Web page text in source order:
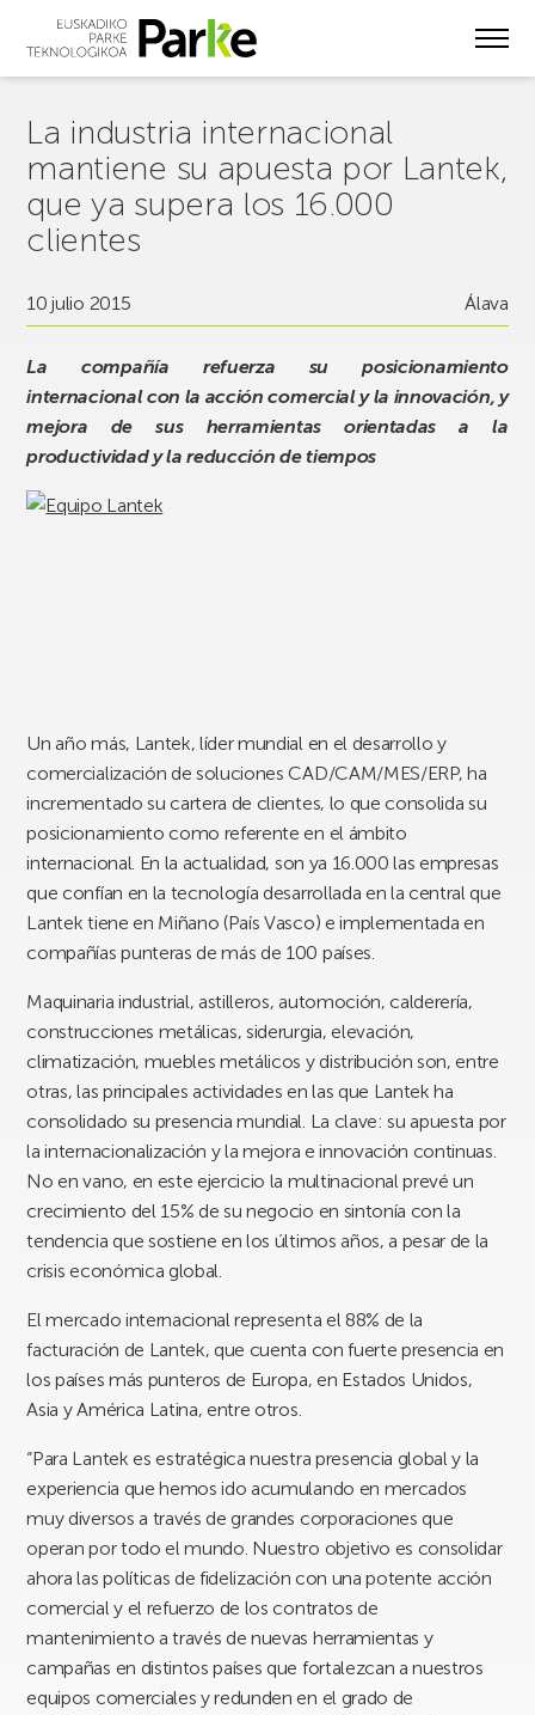
La industria internacional
mantiene su apuesta por Lantek,
que ya supera los 16.000
clientes
10 julio 2015 Álava
La compañía refuerza su posicionamiento
internacional con la acción comercial y la innovación, y
mejora de sus herramientas orientadas a la
productividad y la reducción de tiempos
Un año más, Lantek, líder mundial en el desarrollo y
comercialización de soluciones CAD/CAM/MES/ERP, ha
incrementado su cartera de clientes, lo que consolida su
posicionamiento como referente en el ámbito
internacional. En la actualidad, son ya 16.000 las empresas
que confían en la tecnología desarrollada en la central que
Lantek tiene en Miñano (País Vasco) e implementada en
compañías punteras de más de 100 países.
Maquinaria industrial, astilleros, automoción, calderería,
construcciones metálicas, siderurgia, elevación,
climatización, muebles metálicos y distribución son, entre
otras, las principales actividades en las que Lantek ha
consolidado su presencia mundial. La clave: su apuesta por
la internacionalización y la mejora e innovación continuas.
No en vano, en este ejercicio la multinacional prevé un
crecimiento del 15% de su negocio en sintonía con la
tendencia que sostiene en los últimos años, a pesar de la
crisis económica global.
El mercado internacional representa el 88% de la
facturación de Lantek, que cuenta con fuerte presencia en
los países más punteros de Europa, en Estados Unidos,
Asia y América Latina, entre otros.
“Para Lantek es estratégica nuestra presencia global y la
experiencia que hemos ido acumulando en mercados
muy diversos a través de grandes corporaciones que
operan por todo el mundo. Nuestro objetivo es consolidar
ahora las políticas de fidelización con una potente acción
comercial y el refuerzo de los contratos de
mantenimiento a través de nuevas herramientas y
campañas en distintos países que fortalezcan a nuestros
equipos comerciales y redunden en el grado de